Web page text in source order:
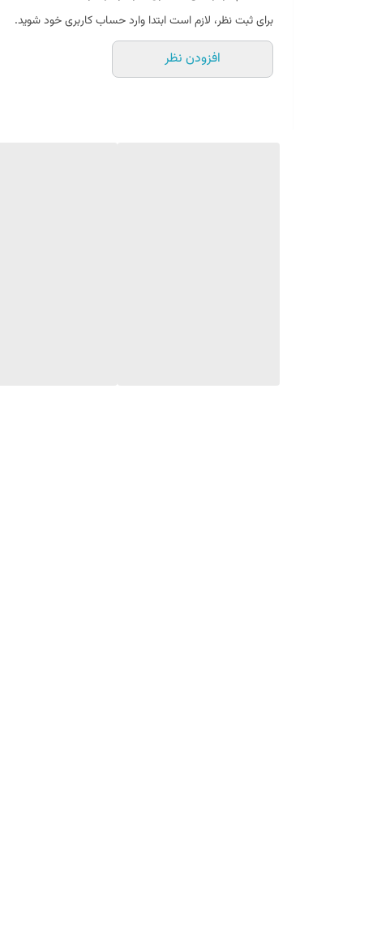
برای ثبت نظر، لازم است ابتدا وارد حساب کاربری خود شوید.
افزودن نظر